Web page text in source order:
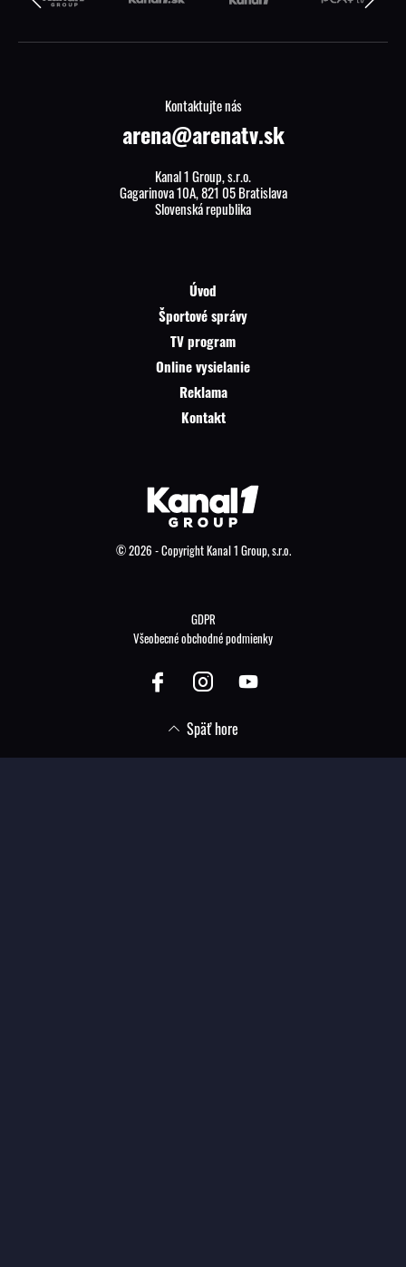
Kontaktujte nás
arena@arenatv.sk
Kanal 1 Group, s.r.o.
Gagarinova 10A, 821 05 Bratislava
Slovenská republika
Úvod
Športové správy
TV program
Online vysielanie
Reklama
Kontakt
© 2026 - Copyright Kanal 1 Group, s.r.o.
GDPR
Všeobecné obchodné podmienky
Späť hore